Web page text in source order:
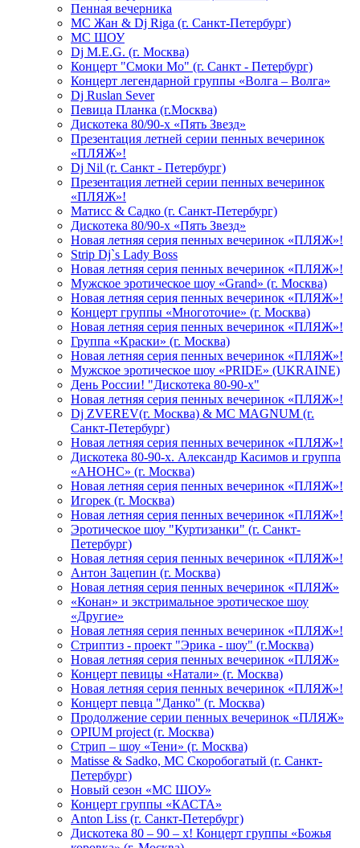
Пенная вечерника
МС Жан & Dj Riga (г. Санкт-Петербург)
МС ШОУ
Dj M.E.G. (г. Москва)
Концерт "Смоки Мо" (г. Санкт - Петербург)
Концерт легендарной группы «Волга – Волга»
Dj Ruslan Sever
Певица Планка (г.Москва)
Дискотека 80/90-х «Пять Звезд»
Презентация летней серии пенных вечеринок
«ПЛЯЖ»!
Dj Nil (г. Санкт - Петербург)
Презентация летней серии пенных вечеринок
«ПЛЯЖ»!
Матисс & Садко (г. Санкт-Петербург)
Дискотека 80/90-х «Пять Звезд»
Новая летняя серия пенных вечеринок «ПЛЯЖ»!
Strip Dj`s Lady Boss
Новая летняя серия пенных вечеринок «ПЛЯЖ»!
Мужское эротическое шоу «Grand» (г. Москва)
Новая летняя серия пенных вечеринок «ПЛЯЖ»!
Концерт группы «Многоточие» (г. Москва)
Новая летняя серия пенных вечеринок «ПЛЯЖ»!
Группа «Краски» (г. Москва)
Новая летняя серия пенных вечеринок «ПЛЯЖ»!
Мужское эротическое шоу «PRIDE» (UKRAINE)
День России! "Дискотека 80-90-х"
Новая летняя серия пенных вечеринок «ПЛЯЖ»!
Dj ZVEREV(г. Москва) & MC MAGNUM (г.
Санкт-Петербург)
Новая летняя серия пенных вечеринок «ПЛЯЖ»!
Дискотека 80-90-х. Александр Касимов и группа
«АНОНС» (г. Москва)
Новая летняя серия пенных вечеринок «ПЛЯЖ»!
Игорек (г. Москва)
Новая летняя серия пенных вечеринок «ПЛЯЖ»!
Эротическое шоу "Куртизанки" (г. Санкт-
Петербург)
Новая летняя серия пенных вечеринок «ПЛЯЖ»!
Антон Зацепин (г. Москва)
Новая летняя серия пенных вечеринок «ПЛЯЖ»
«Конан» и экстримальное эротическое шоу
«Другие»
Новая летняя серия пенных вечеринок «ПЛЯЖ»!
Стриптиз - проект "Эрика - шоу" (г.Москва)
Новая летняя серия пенных вечеринок «ПЛЯЖ»
Концерт певицы «Натали» (г. Москва)
Новая летняя серия пенных вечеринок «ПЛЯЖ»!
Концерт певца "Данко" (г. Москва)
Продолжение серии пенных вечеринок «ПЛЯЖ»
OPIUM project (г. Москва)
Стрип – шоу «Тени» (г. Москва)
Matissе & Sadko, MC Скоробогатый (г. Санкт-
Петербург)
Новый сезон «МС ШОУ»
Концерт группы «КАСТА»
Anton Liss (г. Санкт-Петербург)
Дискотека 80 – 90 – х! Концерт группы «Божья